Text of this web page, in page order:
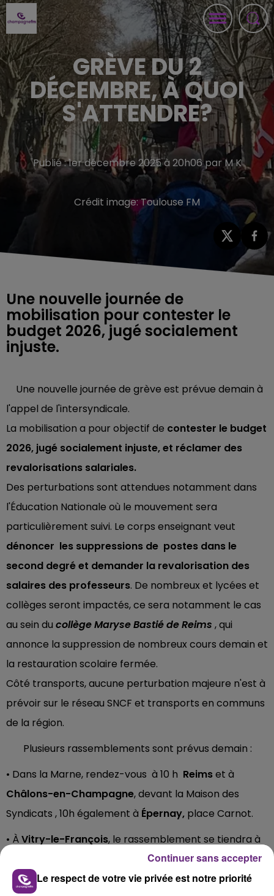
GRÈVE DU 2
DÉCEMBRE, À QUOI
S'ATTENDRE?
Publié : 1er décembre 2025 à 20h06 par M K
Crédit image:Toulouse FM
Une nouvelle journée de
mobilisation pour contester le
budget 2026, jugé socialement
injuste.
Une nouvelle journée de grève est prévue demain à
l'appel de l'intersyndicale.
La mobilisation a pour objectif de contester le budget
2026, jugé socialement injuste, et réclamer des
revalorisations salariales.
Des perturbations sont attendues notamment dans
l'Éducation Nationale où le mouvement sera
particulièrement suivi. Le corps enseignant veut
dénoncer les suppressions de postes dans le
second degré et demander la revalorisation des
salaires des professeurs. De nombreux et lycées et
collèges seront impactés, ce sera notamment le cas
au sein du collège Maryse Bastié de Reims , qui
annonce la suppression de nombreux cours demain et
la restauration scolaire fermée.
Côté transports, aucune perturbation majeure n'est à
prévoir sur le réseau SNCF et transports en communs
de la région.
Plusieurs rassemblements sont prévus demain :
• Dans la Marne, rendez-vous à 10 h Reimset à
Châlons-en-Champagne, devant la Maison des
Syndicats , 10h également à Épernay, place Carnot.
• ÀVitry-le-François, le rassemblement se tiendra à
• Dans les Ardennes, une mobilisation est prévue
Le respect de votre vie privée est notre priorité
Continuer sans accepter